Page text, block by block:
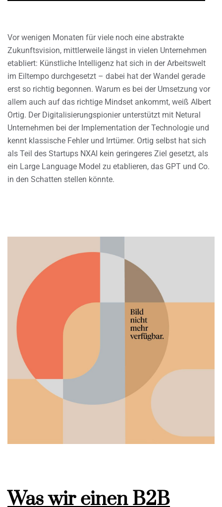
Vor wenigen Monaten für viele noch eine abstrakte
Zukunftsvision, mittlerweile längst in vielen Unternehmen
etabliert: Künstliche Intelligenz hat sich in der Arbeitswelt
im Eiltempo durchgesetzt – dabei hat der Wandel gerade
erst so richtig begonnen. Warum es bei der Umsetzung vor
allem auch auf das richtige Mindset ankommt, weiß Albert
Ortig. Der Digitalisierungspionier unterstützt mit Netural
Unternehmen bei der Implementation der Technologie und
kennt klassische Fehler und Irrtümer. Ortig selbst hat sich
als Teil des Startups NXAI kein geringeres Ziel gesetzt, als
ein Large Language Model zu etablieren, das GPT und Co.
in den Schatten stellen könnte.
Was wir einen B2B